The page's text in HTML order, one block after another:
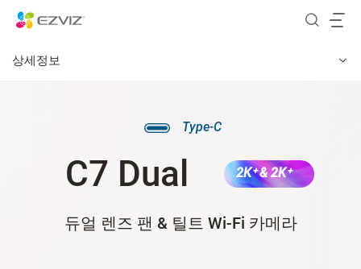
상세정보
Type-C
C7 Dual 2K⁺ & 2K⁺
듀얼 렌즈 팬 & 틸트 Wi-Fi 카메라